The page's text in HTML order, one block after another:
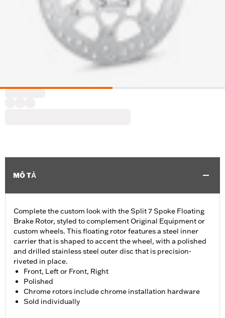
MÔ TẢ
Complete the custom look with the Split 7 Spoke Floating
Brake Rotor, styled to complement Original Equipment or
custom wheels. This floating rotor features a steel inner
carrier that is shaped to accent the wheel, with a polished
and drilled stainless steel outer disc that is precision-
riveted in place.
Front, Left or Front, Right
Polished
Chrome rotors include chrome installation hardware
Sold individually